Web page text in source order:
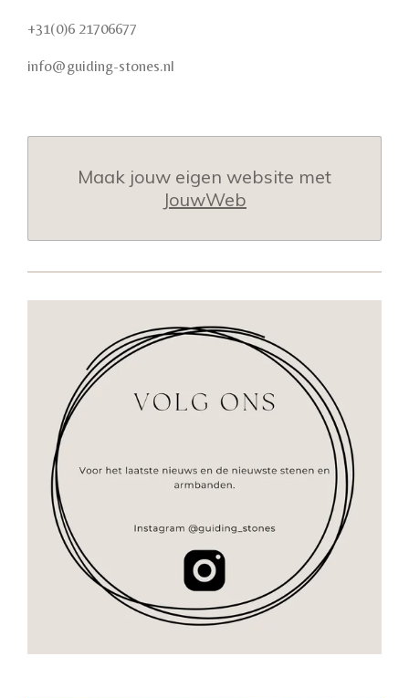
+31(0)6 21706677
info@guiding-stones.nl
Maak jouw eigen website met
JouwWeb